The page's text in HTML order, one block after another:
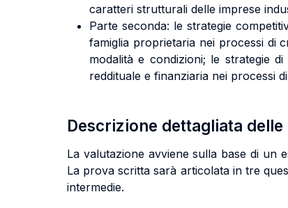
caratteri strutturali delle imprese
Parte seconda: le strategie
famiglia proprietaria nei processi di
modalità e condizioni; le strategie
reddituale e finanziaria nei processi
Descrizione dettagliata
La valutazione avviene sulla base di un
La prova scritta sarà articolata in tre
intermedie.